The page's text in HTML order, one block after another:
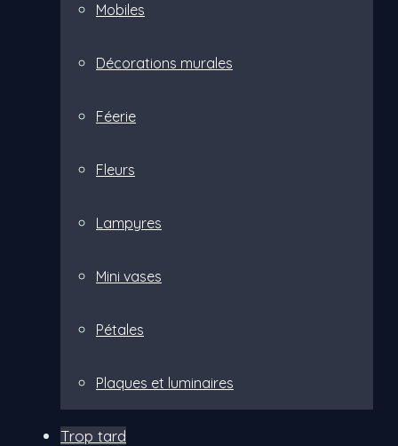
Mobiles
Décorations murales
Féerie
Fleurs
Lampyres
Mini vases
Pétales
Plaques et luminaires
Trop tard